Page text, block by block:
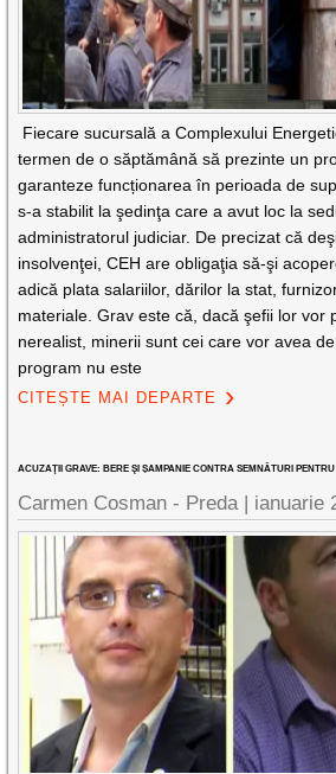
Fiecare sucursală a Complexului
termen de o săptămână să prezinte un
garanteze funcționarea în perioada de
s-a stabilit la şedinţa care a avut loc la
administratorul judiciar. De precizat că
insolvenţei, CEH are obligaţia să-şi
adică plata salariilor, dărilor la stat,
materiale. Grav este că, dacă şefii lor vor
nerealist, minerii sunt cei care vor avea
program nu este
CITEȘTE MAI DEPARTE
ACUZAŢII GRAVE: BERE ŞI ȘAMPANIE CONTRA SEMNĂTURI
Carmen Cosman - Preda | ianuarie